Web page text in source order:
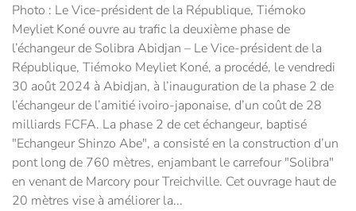
Photo : Le Vice-président de la République, Tiémoko
Meyliet Koné ouvre au trafic la deuxième phase de
l’échangeur de Solibra Abidjan – Le Vice-président de la
République, Tiémoko Meyliet Koné, a procédé, le vendredi
30 août 2024 à Abidjan, à l’inauguration de la phase 2 de
l’échangeur de l’amitié ivoiro-japonaise, d’un coût de 28
milliards FCFA. La phase 2 de cet échangeur, baptisé
"Echangeur Shinzo Abe", a consisté en la construction d’un
pont long de 760 mètres, enjambant le carrefour "Solibra"
en venant de Marcory pour Treichville. Cet ouvrage haut de
20 mètres vise à améliorer la...